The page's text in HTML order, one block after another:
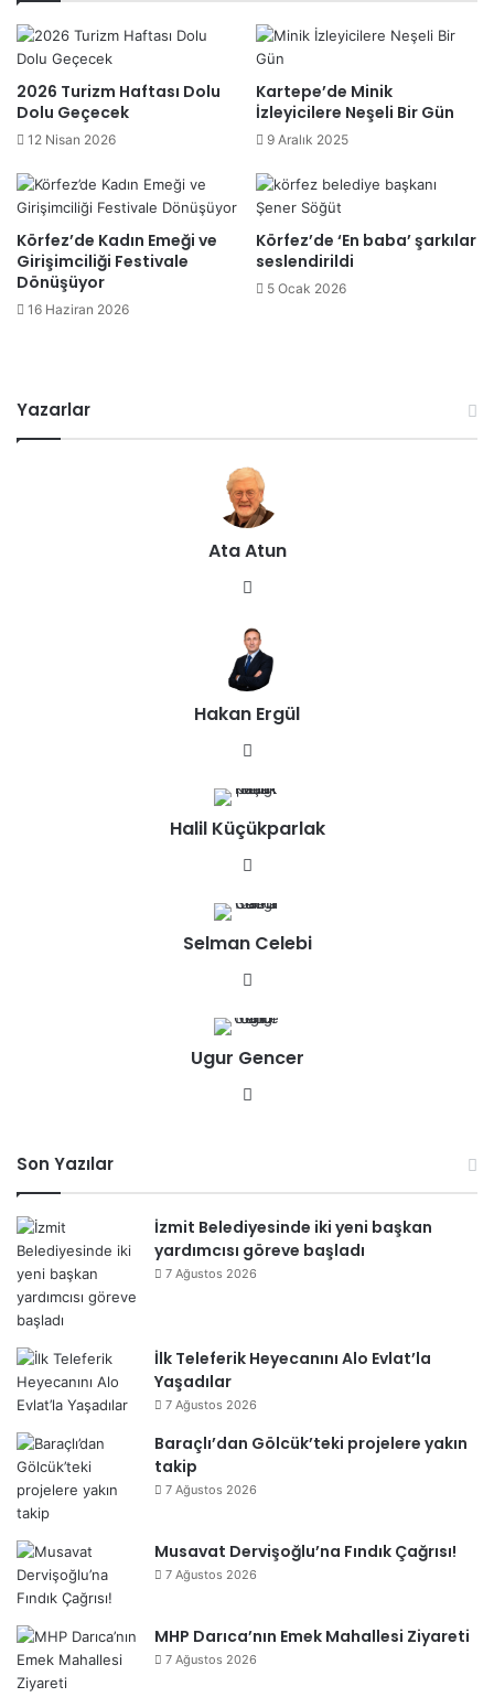
2026 Turizm Haftası Dolu
Dolu Geçecek
12 Nisan 2026
Kartepe’de Minik
İzleyicilere Neşeli Bir Gün
9 Aralık 2025
Körfez’de Kadın Emeği ve
Girişimciliği Festivale
Dönüşüyor
16 Haziran 2026
Körfez’de ‘En baba’ şarkılar
seslendirildi
5 Ocak 2026
Yazarlar
Ata Atun
esi
Hakan Ergül
sit
esi
Halil Küçükparlak
sit
esi
Selman Celebi
sit
esi
Ugur Gencer
Son Yazılar
İzmit Belediyesinde iki yeni başkan
yardımcısı göreve başladı
7 Ağustos 2026
İlk Teleferik Heyecanını Alo Evlat’la
Yaşadılar
7 Ağustos 2026
Baraçlı’dan Gölcük’teki projelere yakın
takip
7 Ağustos 2026
Musavat Dervişoğlu’na Fındık Çağrısı!
7 Ağustos 2026
MHP Darıca’nın Emek Mahallesi Ziyareti
7 Ağustos 2026